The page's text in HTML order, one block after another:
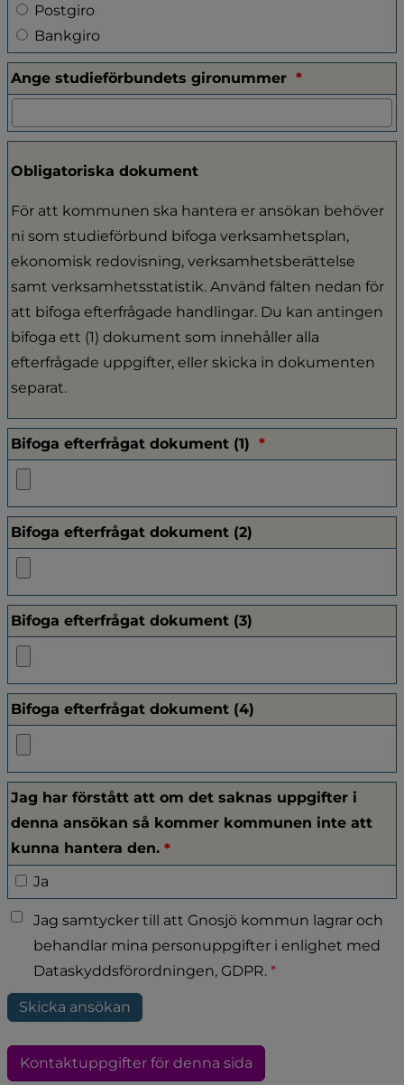
Välj vilken typ av giro studieförbundet använder
Postgiro
Bankgiro
Ange studieförbundets gironummer *
Obligatoriska dokument
För att kommunen ska hantera er ansökan behöver
ni som studieförbund bifoga verksamhetsplan,
ekonomisk redovisning, verksamhetsberättelse
samt verksamhetsstatistik. Använd fälten nedan för
att bifoga efterfrågade handlingar. Du kan antingen
bifoga ett (1) dokument som innehåller alla
efterfrågade uppgifter, eller skicka in dokumenten
separat.
Bifoga efterfrågat dokument (1) *(obligatorisk)
Bifoga efterfrågat dokument (2)
Bifoga efterfrågat dokument (3)
Bifoga efterfrågat dokument (4)
Jag har förstått att om det saknas uppgifter i
denna ansökan så kommer kommunen inte att
kunna hantera den. *(obligatorisk)
Jag har förstått att om det saknas uppgifter i denna
Ja
Jag samtycker till att Gnosjö kommun lagrar och
behandlar mina personuppgifter i enlighet med
Dataskyddsförordningen, GDPR. *
Kontaktuppgifter för denna sida